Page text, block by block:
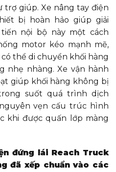
trợ giúp. Xe nâng tay điện
bị hoàn hảo giúp giải
nội bộ này một cách
motor kéo mạnh mẽ,
thể di chuyển khối hàng
nhẹ nhàng. Xe vận hành
giúp khối hàng không bị
suốt quá trình dịch
vẹn cấu trúc hình
khi được quấn lớp màng
đứng lái Reach Truck
đã xếp chuẩn vào các